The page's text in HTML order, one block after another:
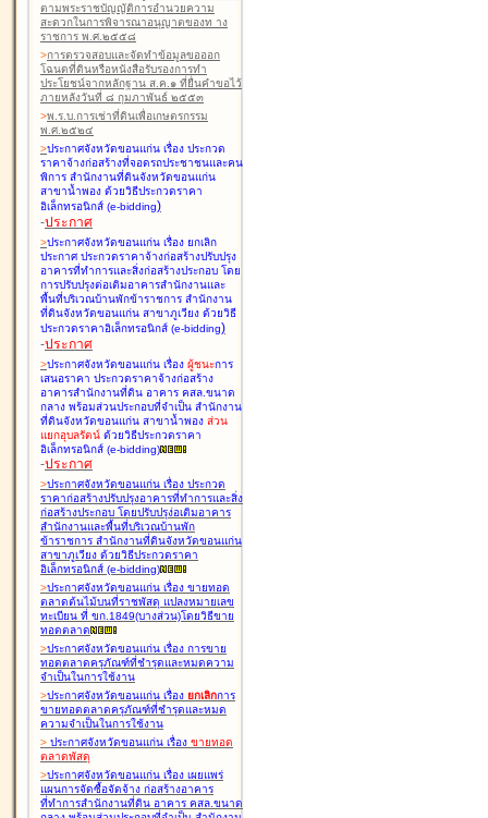
ตามพระราชบัญญัติการอำนวยความ
สะดวกในการพิจารณาอนุญาตของท าง
ราชการ พ.ศ.๒๕๕๘
>การตรวจสอบและจัดทำข้อมูลขอออก
โฉนดที่ดินหรือหนังสือรับรองการทำ
ประโยชน์จากหลักฐาน ส.ค.๑ ที่ยื่นคำขอไว้
ภายหลังวันที่ ๘ กุมภาพันธ์ ๒๕๕๓
>พ.ร.บ.การเช่าที่ดินเพื่อเกษตรกรรม
พ.ศ.๒๕๒๔
>ประกาศจังหวัดขอนแก่น เรื่อง ประกวด
ราคาจ้างก่อสร้างที่จอดรถประชาชนและคน
พิการ สำนักงานที่ดินจังหวัดขอนแก่น
สาขาน้ำพอง ด้วยวิธีประกวดราคา
อิเล็กทรอนิกส์ (e-bidding)
-ประกาศ
>ประกาศจังหวัดขอนแก่น เรื่อง ยกเลิก
ประกาศ ประกวดราคาจ้างก่อสร้างปรับปรุง
อาคารที่ทำการและสิ่งก่อสร้างประกอบ โดย
การปรับปรุงต่อเติมอาคารสำนักงานและ
พื้นที่บริเวณบ้านพักข้าราชการ สำนักงาน
ที่ดินจังหวัดขอนแก่น สาขาภูเวียง ด้วยวิธี
ประกวดราคาอิเล็กทรอนิกส์ (e-bidding)
-ประกาศ
>ประกาศจังหวัดขอนแก่น เรื่อง ผู้ชนะการ
เสนอราคา ประกวดราคาจ้างก่อสร้าง
อาคารสำนักงานที่ดิน อาคาร คสล.ขนาด
กลาง พร้อมส่วนประกอบที่จำเป็น สำนักงาน
ที่ดินจังหวัดขอนแก่น สาขาน้ำพอง ส่วน
แยกอุบลรัตน์ ด้วยวิธีประกวดราคา
อิเล็กทรอนิกส์ (e-bidding)
-ประกาศ
>ประกาศจังหวัดขอนแก่น เรื่อง ประกวด
ราคาก่อสร้างปรับปรุงอาคารที่ทำการและสิ่ง
ก่อสร้างประกอบ โดยปรับปรุง่อเติมอาคาร
สำนักงานและพื้นที่บริเวณบ้านพัก
ข้าราชการ สำนักงานที่ดินจังหวัดขอนแก่น
สาขาภูเวียง ด้วยวิธีประกวดราคา
อิเล็กทรอนิกส์ (e-bidding)
>ประกาศจังหวัดขอนแก่น เรื่อง ขายทอด
ตลาดต้นไม้บนที่ราชพัสดุ แปลงหมายเลข
ทะเบียน ที่ ขก.1849(บางส่วน)โดยวิธีขาย
ทอดตลาด
>ประกาศจังหวัดขอนแก่น เรื่อง การขาย
ทอดตลาดครุภัณฑ์ที่ชำรุดและหมดความ
จำเป็นในการใช้งาน
>ประกาศจังหวัดขอนแก่น เรื่อง ยกเลิกการ
ขายทอดตลาดครุภัณฑ์ที่ชำรุดและหมด
ความจำเป็นในการใช้งาน
> ประกาศจังหวัดขอนแก่น เรื่อง ขายทอด
ตลาดพัสดุ
>ประกาศจังหวัดขอนแก่น เรื่อง เผยแพร่
แผนการจัดซื้อจัดจ้าง ก่อสร้างอาคาร
ที่ทำการสำนักงานที่ดิน อาคาร คสล.ขนาด